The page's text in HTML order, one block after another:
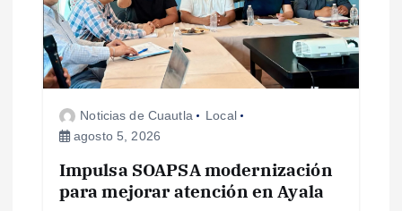
Noticias de Cuautla
Local
agosto 5, 2026
Impulsa SOAPSA modernización
para mejorar atención en Ayala